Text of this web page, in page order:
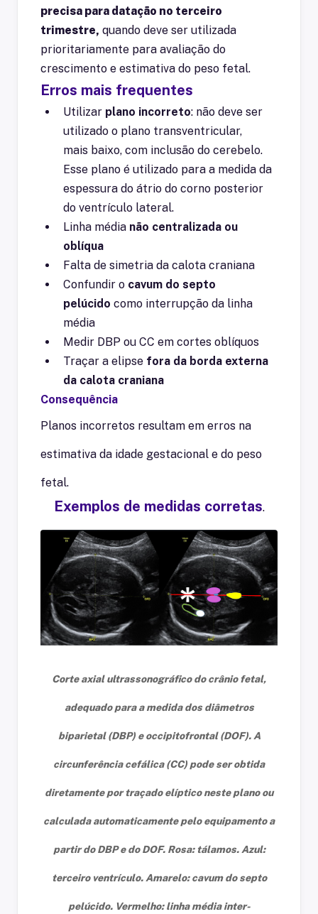
precisa para datação no terceiro
trimestre, quando deve ser utilizada
prioritariamente para avaliação do
crescimento e estimativa do peso fetal.
Erros mais frequentes
Utilizar plano incorreto: não deve ser
utilizado o plano transventricular,
mais baixo, com inclusão do cerebelo.
Esse plano é utilizado para a medida da
espessura do átrio do corno posterior
do ventrículo lateral.
Linha média não centralizada ou
oblíqua
Falta de simetria da calota craniana
Confundir o cavum do septo
pelúcido como interrupção da linha
média
Medir DBP ou CC em cortes oblíquos
Traçar a elipse fora da borda externa
da calota craniana
Consequência
Planos incorretos resultam em erros na
estimativa da idade gestacional e do peso
fetal.
Exemplos de medidas corretas.
Corte axial ultrassonográfico do crânio fetal,
adequado para a medida dos diâmetros
biparietal (DBP) e occipitofrontal (DOF). A
circunferência cefálica (CC) pode ser obtida
diretamente por traçado elíptico neste plano ou
calculada automaticamente pelo equipamento a
partir do DBP e do DOF. Rosa: tálamos. Azul:
terceiro ventrículo. Amarelo: cavum do septo
pelúcido. Vermelho: linha média inter-